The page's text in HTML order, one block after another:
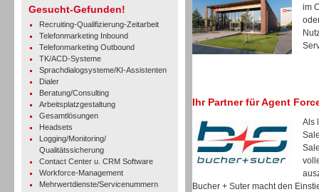
Gesucht-Gefunden!
Recruiting-Qualifizierung-Zeitarbeit
Telefonmarketing Inbound
Telefonmarketing Outbound
TK/ACD-Systeme
Sprachdialogsysteme/KI-Assistenten
Dialer
Beratung/Consulting
Arbeitsplatzgestaltung
Gesamtlösungen
Headsets
Logging/Monitoring/
Qualitätssicherung
Contact Center u. CRM Software
Workforce-Management
Mehrwertdienste/Servicenummern
im
Ihr Partner für Agent
Als
Bucher + Suter macht den